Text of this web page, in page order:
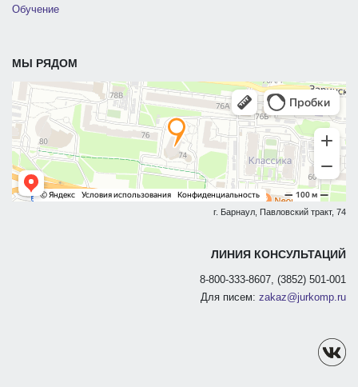
Обучение
МЫ РЯДОМ
г. Барнаул, Павловский тракт, 74
ЛИНИЯ КОНСУЛЬТАЦИЙ
8-800-333-8607, (3852) 501-001
Для писем: zakaz@jurkomp.ru